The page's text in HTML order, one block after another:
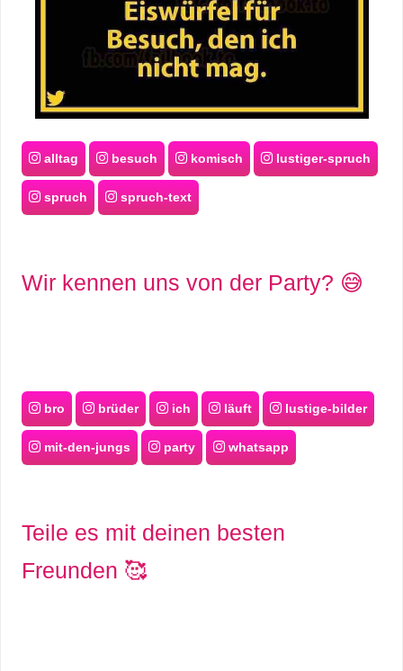
alltag besuch komisch lustiger-spruch
spruch spruch-text
Wir kennen uns von der Party? 😅
bro brüder ich läuft lustige-bilder
mit-den-jungs party whatsapp
Teile es mit deinen besten
Freunden 🥰